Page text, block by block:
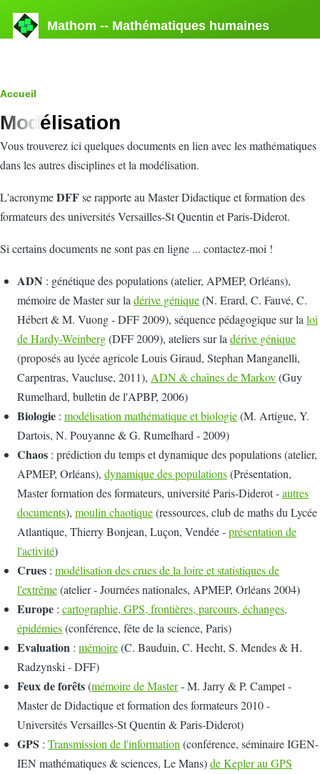
Mathom -- Mathématiques humaines
Fil
d'Ariane
Accueil
Modélisation
Vous trouverez ici quelques documents en lien avec les mathématiques
dans les autres disciplines et la modélisation.
L'acronymeDFFse rapporte au Master Didactique et formation des
formateurs des universités Versailles-St Quentin et Paris-Diderot.
Si certains documents ne sont pas en ligne ... contactez-moi !
ADN : génétique des populations (atelier, APMEP, Orléans),
mémoire de Master sur la dérive génique(N. Erard, C. Fauvé, C.
Hébert & M. Vuong - DFF 2009), séquence pédagogique sur la loi
de Hardy-Weinberg(DFF 2009), ateliers sur la dérive génique
(proposés au lycée agricole Louis Giraud, Stephan Manganelli,
Carpentras, Vaucluse, 2011), ADN & chaînes de Markov(Guy
Rumelhard, bulletin de l'APBP, 2006)
Biologie : modélisation mathématique et biologie(M. Artigue, Y.
Dartois, N. Pouyanne & G. Rumelhard - 2009)
Chaos : prédiction du temps et dynamique des populations (atelier,
APMEP, Orléans), dynamique des populations(Présentation,
Master formation des formateurs, université Paris-Diderot -autres
documents), moulin chaotique(ressources, club de maths du Lycée
Atlantique, Thierry Bonjean, Luçon, Vendée -présentation de
l'activité)
Crues : modélisation des crues de la loire et statistiques de
l'extrême(atelier - Journées nationales, APMEP, Orléans 2004)
Europe : cartographie, GPS, frontières, parcours, échanges,
épidémies(conférence, fête de la science, Paris)
Evaluation : mémoire(C. Bauduin, C. Hecht, S. Mendes & H.
Radzynski - DFF)
Feux de forêts(mémoire de Master- M. Jarry & P. Campet -
Master de Didactique et formation des formateurs 2010 -
Universités Versailles-St Quentin & Paris-Diderot)
GPS : Transmission de l'information (conférence, séminaire IGEN-
IEN mathématiques & sciences, Le Mans)de Kepler au GPS